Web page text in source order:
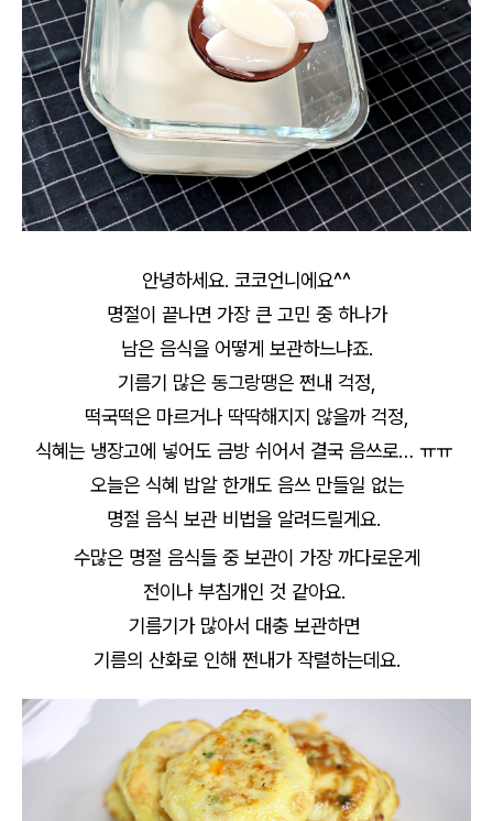
안녕하세요. 코코언니에요^^
명절이 끝나면 가장 큰 고민 중 하나가
남은 음식을 어떻게 보관하느냐죠.
기름기 많은 동그랑땡은 쩐내 걱정,
떡국떡은 마르거나 딱딱해지지 않을까 걱정,
식혜는 냉장고에 넣어도 금방 쉬어서 결국 음쓰로… ㅠㅠ
오늘은 식혜 밥알 한개도 음쓰 만들일 없는
명절 음식 보관 비법을 알려드릴게요.
수많은 명절 음식들 중 보관이 가장 까다로운게
전이나 부침개인 것 같아요.
기름기가 많아서 대충 보관하면
기름의 산화로 인해 쩐내가 작렬하는데요.